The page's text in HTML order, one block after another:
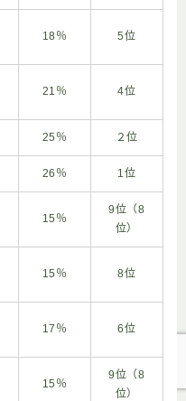
18％ 5位
21％ 4位
25％ ２位
26％ 1位
15％
9位（8
位）
15％ 8位
17％ 6位
15％
9位（8
位）